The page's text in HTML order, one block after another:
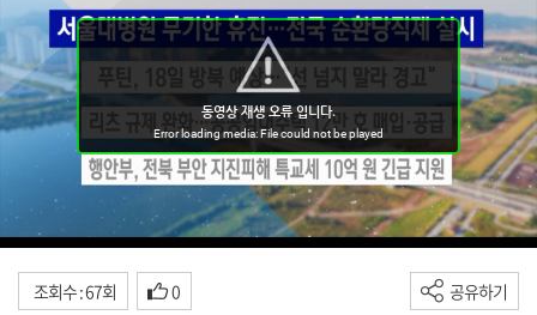
조회수 : 67회 0 공유하기